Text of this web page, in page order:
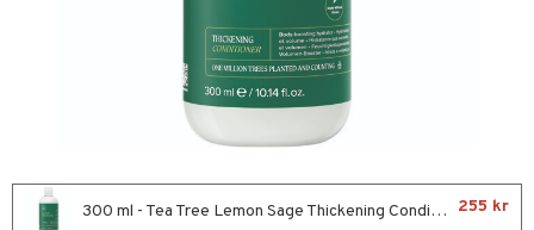
300 ml - Tea Tree Lemon Sage Thickening Conditioner 255 kr
in balsam